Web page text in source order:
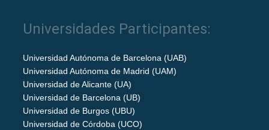
Universidades Participantes:
Universidad Autónoma de Barcelona (UAB)
Universidad Autónoma de Madrid (UAM)
Universidad de Alicante (UA)
Universidad de Barcelona (UB)
Universidad de Burgos (UBU)
Universidad de Córdoba (UCO)